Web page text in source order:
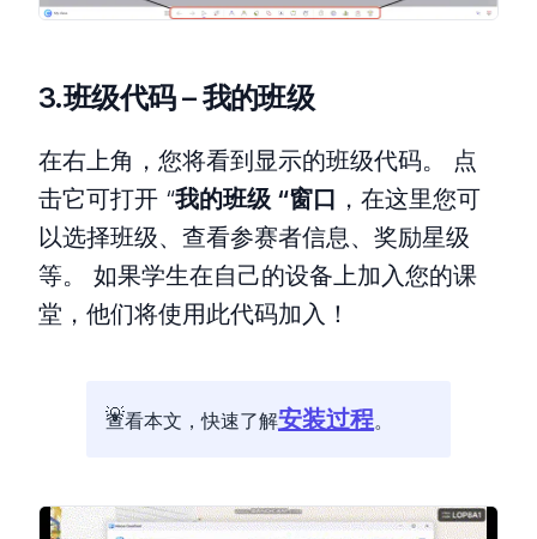
3.班级代码 – 我的班级
在右上角，您将看到显示的班级代码。 点
击它可打开 “我的班级 “窗口 ，在这里您可
以选择班级、查看参赛者信息、奖励星级
等。 如果学生在自己的设备上加入您的课
堂，他们将使用此代码加入！
查看本文，快速了解安装过程。